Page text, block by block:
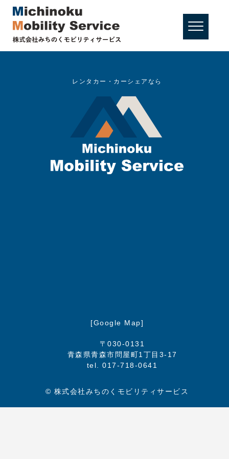
[Google Map]
〒030-0131
青森県青森市問屋町1丁目3-17
tel. 017-718-0641
レンタカー・カーシェアなら
© 株式会社みちのくモビリティサービス